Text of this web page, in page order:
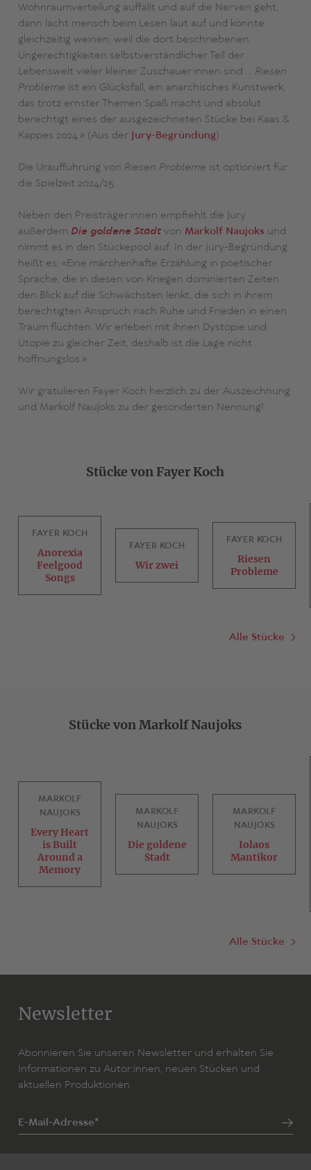
Wohnraumverteilung auffällt und auf die Nerven geht,
dann lacht mensch beim Lesen laut auf und könnte
gleichzeitig weinen, weil die dort beschriebenen
Ungerechtigkeiten selbstverständlicher Teil der
Lebenswelt vieler kleiner Zuschauer:innen sind … Riesen
Probleme ist ein Glücksfall, ein anarchisches Kunstwerk,
das trotz ernster Themen Spaß macht und absolut
berechtigt eines der ausgezeichneten Stücke bei Kaas &
Kappes 2024.» (Aus der Jury-Begründung)
Die Uraufführung von Riesen Probleme ist optioniert für
die Spielzeit 2024/25.
Neben den Preisträger:innen empfiehlt die Jury
außerdem Die goldene Stadtvon Markolf Naujoksund
nimmt es in den Stückepool auf. In der Jury-Begründung
heißt es: «Eine märchenhafte Erzählung in poetischer
Sprache, die in diesen von Kriegen dominierten Zeiten
den Blick auf die Schwächsten lenkt, die sich in ihrem
berechtigten Anspruch nach Ruhe und Frieden in einen
Traum flüchten. Wir erleben mit ihnen Dystopie und
Utopie zu gleicher Zeit, deshalb ist die Lage nicht
hoffnungslos.»
Wir gratulieren Fayer Koch herzlich zu der Auszeichnung
und Markolf Naujoks zu der gesonderten Nennung!
Stücke von Fayer Koch
FAYER KOCH
Anorexia
Feelgood
Songs
FAYER KOCH
Wir zwei
FAYER KOCH
Riesen
Probleme
Alle Stücke
Stücke von Markolf Naujoks
MARKOLF
NAUJOKS
Every Heart
is Built
Around a
Memory
MARKOLF
NAUJOKS
Die goldene
Stadt
MARKOLF
NAUJOKS
Iolaos
Mantikor
Alle Stücke
Newsletter
Abonnieren Sie unseren Newsletter und erhalten Sie
Informationen zu Autor:innen, neuen Stücken und
aktuellen Produktionen.
E-Mail-Adresse*